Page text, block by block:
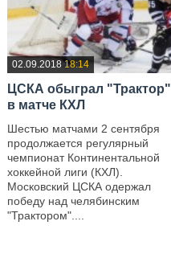
02.09.2018 18:14
ЦСКА обыграл "Трактор"
в матче КХЛ
Шестью матчами 2 сентября
продолжается регулярный
чемпионат Континентальной
хоккейной лиги (КХЛ).
Московский ЦСКА одержал
победу над челябинским
"Трактором"....